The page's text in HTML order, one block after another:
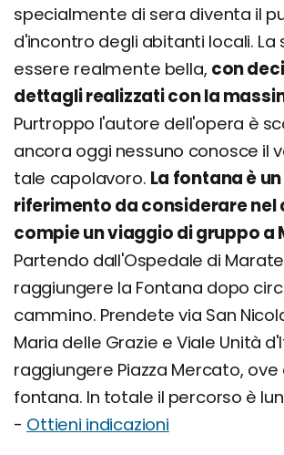
specialmente di sera diventa il
d'incontro degli abitanti locali.
essere realmente bella, con
dettagli realizzati con la
Purtroppo l'autore dell'opera è
ancora oggi nessuno conosce il
tale capolavoro. La fontana è
riferimento da considerare nel
compie un viaggio di gruppo a
Partendo dall'Ospedale di
raggiungere la Fontana dopo
cammino. Prendete via San
Maria delle Grazie e Viale Unità
raggiungere Piazza Mercato,
fontana. In totale il percorso è
- Ottieni indicazioni